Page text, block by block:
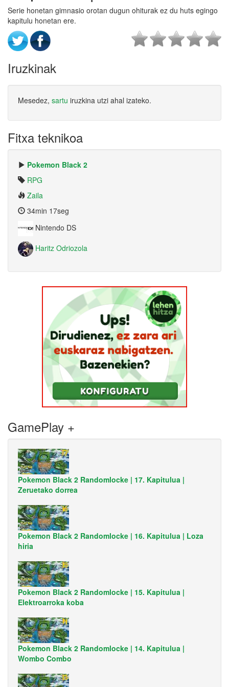
Serie honetan gimnasio orotan dugun ohiturak ez du huts egingo
kapitulu honetan ere.
Iruzkinak
Mesedez, sartu iruzkina utzi ahal izateko.
Fitxa teknikoa
Pokemon Black 2
RPG
Zaila
34min 17seg
Nintendo DS
Haritz Odriozola
GamePlay +
Pokemon Black 2 Randomlocke | 17. Kapitulua |
Zeruetako dorrea
Pokemon Black 2 Randomlocke | 16. Kapitulua | Loza
hiria
Pokemon Black 2 Randomlocke | 15. Kapitulua |
Elektroarroka koba
Pokemon Black 2 Randomlocke | 14. Kapitulua |
Wombo Combo